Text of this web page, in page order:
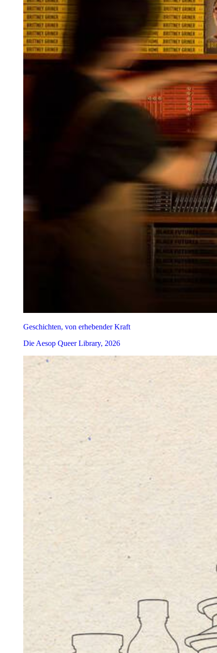
Geschichten, von erhebender Kraft
Die Aesop Queer Library, 2026